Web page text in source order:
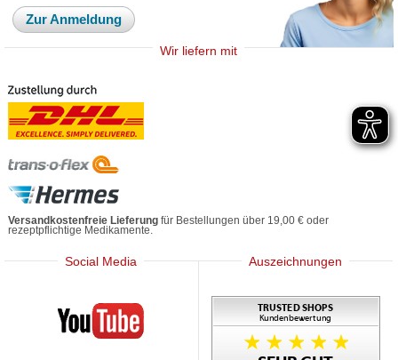
Zur Anmeldung
Wir liefern mit
Versandkostenfreie Lieferung für Bestellungen über 19,00 € oder
rezeptpflichtige Medikamente.
Social Media
Mediherz
Auszeichnungen